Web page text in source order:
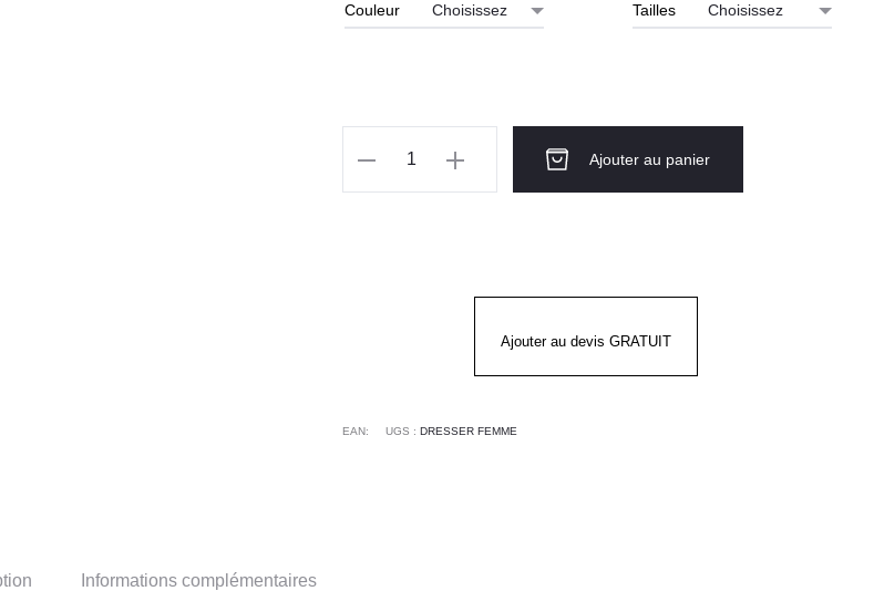
Couleur Tailles
Ajouter au panier
Ajouter au devis GRATUIT
EAN: UGS : DRESSER FEMME
Informations complémentaires